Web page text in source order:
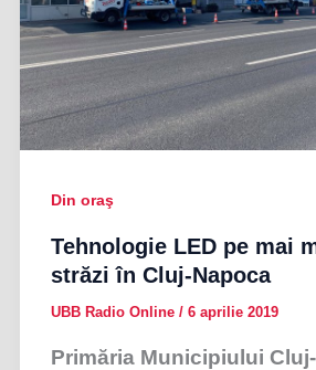
Din oraş
Tehnologie LED pe mai
străzi în Cluj-Napoca
UBB Radio Online/6 aprilie 2019
Primăria Municipiului